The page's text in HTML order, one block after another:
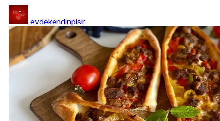
evdekendinpisir